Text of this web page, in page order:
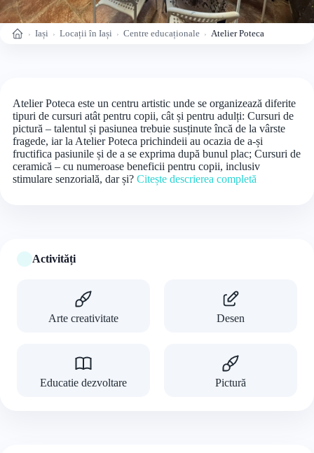
Acasă Iași Locații în Iași Centre educaționale Atelier Poteca
Atelier Poteca este un centru artistic unde se organizează diferite
tipuri de cursuri atât pentru copii, cât și pentru adulți: Cursuri de
pictură – talentul și pasiunea trebuie susținute încă de la vârste
fragede, iar la Atelier Poteca prichindeii au ocazia de a-și
fructifica pasiunile și de a se exprima după bunul plac; Cursuri de
ceramică – cu numeroase beneficii pentru copii, inclusiv
stimulare senzorială, dar și? Citește descrierea completă
Activități
Arte creativitate Desen
Educatie dezvoltare Pictură